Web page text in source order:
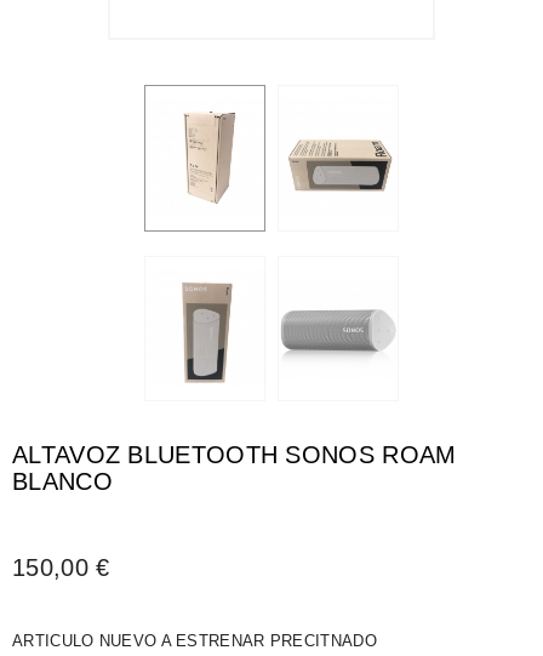
ALTAVOZ BLUETOOTH SONOS ROAM
BLANCO
150,00 €
ARTICULO NUEVO A ESTRENAR PRECITNADO